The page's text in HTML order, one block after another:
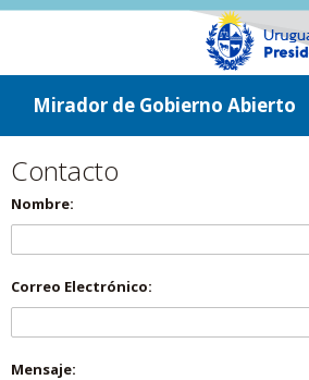
ir a contenido
ir al menú
Mirador de Gobierno Abierto
Contacto
Nombre:
Correo Electrónico:
Mensaje: